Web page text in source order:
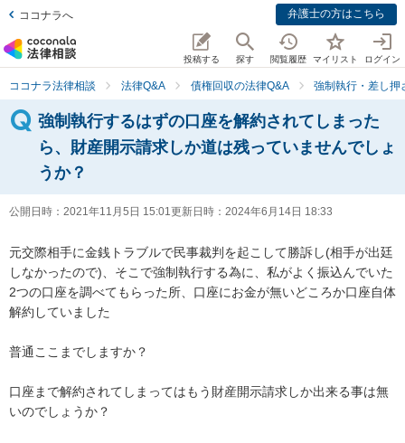
ココナラへ 弁護士の方はこちら
投稿する 探す 閲覧履歴 マイリスト ログイン
ココナラ法律相談 法律Q&A 債権回収の法律Q&A 強制執行・差し押
強制執行するはずの口座を解約されてしまった
ら、財産開示請求しか道は残っていませんでしょ
うか？
公開日時： 2021年11月5日 15:01更新日時： 2024年6月14日 18:33
元交際相手に金銭トラブルで民事裁判を起こして勝訴し(相手が出廷
しなかったので)、そこで強制執行する為に、私がよく振込んでいた
2つの口座を調べてもらった所、口座にお金が無いどころか口座自体
解約していました
普通ここまでしますか？
口座まで解約されてしまってはもう財産開示請求しか出来る事は無
いのでしょうか？